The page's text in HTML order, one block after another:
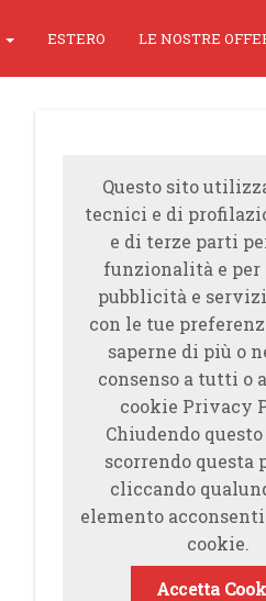
ESTERO LE NOSTRE
Questo sito
tecnici e di
e di terze parti
funzionalità e
pubblicità e
con le tue
saperne di più o
consenso a tutti o
cookie Privacy
Chiudendo
scorrendo questa
cliccando
elemento acconsenti
cookie.
Accetta